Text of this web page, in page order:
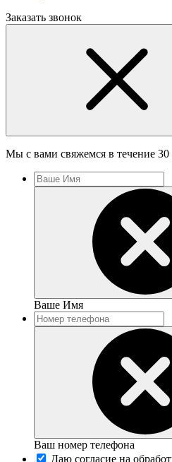
Заказать звонок
Мы с вами свяжемся в течение
Ваше Имя
Ваш номер телефона
Даю согласие на